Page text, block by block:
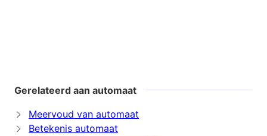
Gerelateerd aan automaat
Meervoud van automaat
Betekenis automaat